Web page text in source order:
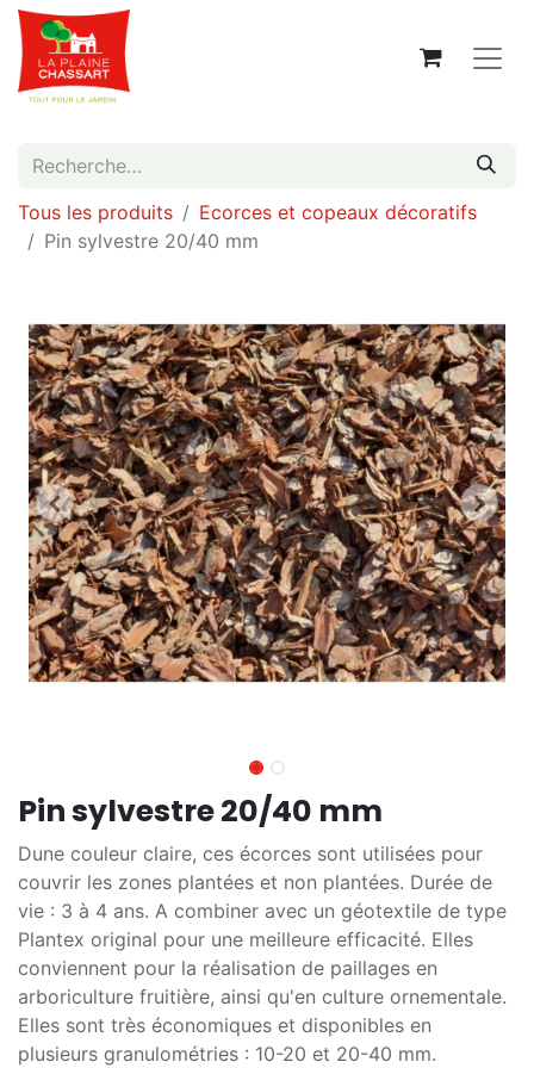
Tous les produits
Ecorces et copeaux décoratifs
Pin sylvestre 20/40 mm
Pin sylvestre 20/40 mm
Dune couleur claire, ces écorces sont utilisées pour
couvrir les zones plantées et non plantées. Durée de
vie : 3 à 4 ans. A combiner avec un géotextile de type
Plantex original pour une meilleure efficacité. Elles
conviennent pour la réalisation de paillages en
arboriculture fruitière, ainsi qu'en culture ornementale.
Elles sont très économiques et disponibles en
plusieurs granulométries : 10-20 et 20-40 mm.